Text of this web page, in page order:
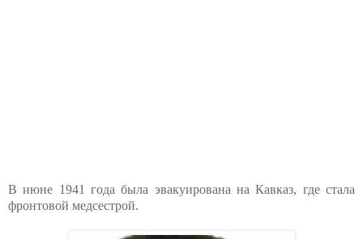
В июне 1941 года была эвакуирована на Кавказ, где стала
фронтовой медсестрой.